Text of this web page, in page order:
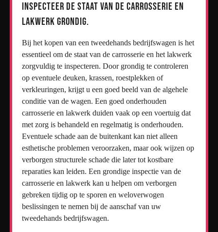
Inspecteer de staat van de carrosserie en
lakwerk grondig.
Bij het kopen van een tweedehands bedrijfswagen is het
essentieel om de staat van de carrosserie en het lakwerk
zorgvuldig te inspecteren. Door grondig te controleren
op eventuele deuken, krassen, roestplekken of
verkleuringen, krijgt u een goed beeld van de algehele
conditie van de wagen. Een goed onderhouden
carrosserie en lakwerk duiden vaak op een voertuig dat
met zorg is behandeld en regelmatig is onderhouden.
Eventuele schade aan de buitenkant kan niet alleen
esthetische problemen veroorzaken, maar ook wijzen op
verborgen structurele schade die later tot kostbare
reparaties kan leiden. Een grondige inspectie van de
carrosserie en lakwerk kan u helpen om verborgen
gebreken tijdig op te sporen en weloverwogen
beslissingen te nemen bij de aanschaf van uw
tweedehands bedrijfswagen.